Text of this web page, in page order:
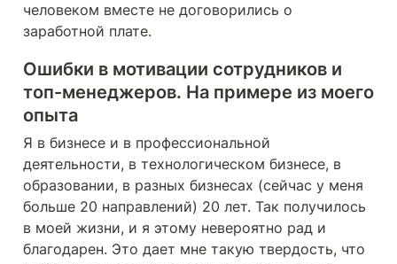
человеком вместе не договорились о
заработной плате.
Ошибки в мотивации сотрудников и
топ-менеджеров. На примере из моего
опыта
Я в бизнесе и в профессиональной
деятельности, в технологическом бизнесе, в
образовании, в разных бизнесах (сейчас у меня
больше 20 направлений) 20 лет. Так получилось
в моей жизни, и я этому невероятно рад и
благодарен. Это дает мне такую твердость, что